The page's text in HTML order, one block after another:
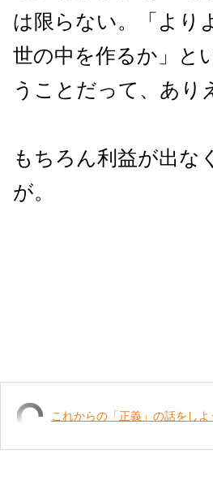
は限らない。「より
世の中を作るか」と
うことだって、あり
もちろん利益が出な
が。
これからの「正義」の話をし